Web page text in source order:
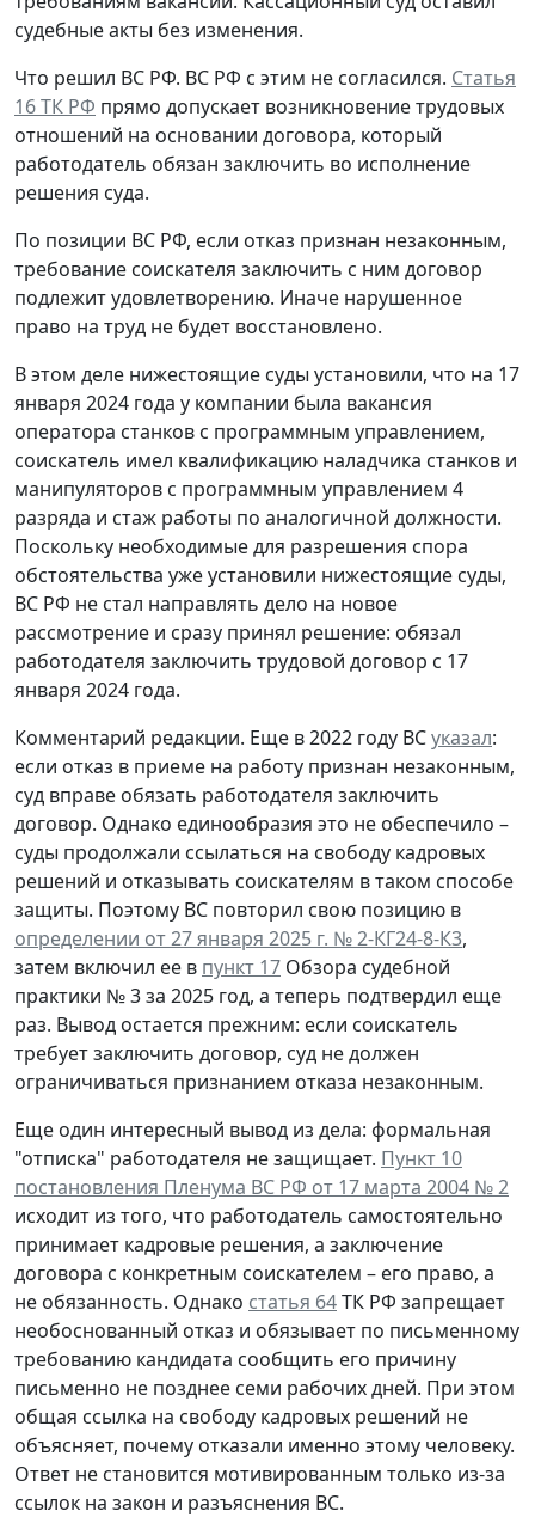
судебные акты без изменения.
Что решил ВС РФ. ВС РФ с этим не согласился. Статья
16 ТК РФ прямо допускает возникновение трудовых
отношений на основании договора, который
работодатель обязан заключить во исполнение
решения суда.
По позиции ВС РФ, если отказ признан незаконным,
требование соискателя заключить с ним договор
подлежит удовлетворению. Иначе нарушенное
право на труд не будет восстановлено.
В этом деле нижестоящие суды установили, что на 17
января 2024 года у компании была вакансия
оператора станков с программным управлением,
соискатель имел квалификацию наладчика станков и
манипуляторов с программным управлением 4
разряда и стаж работы по аналогичной должности.
Поскольку необходимые для разрешения спора
обстоятельства уже установили нижестоящие суды,
ВС РФ не стал направлять дело на новое
рассмотрение и сразу принял решение: обязал
работодателя заключить трудовой договор с 17
января 2024 года.
Комментарий редакции. Еще в 2022 году ВСуказал:
если отказ в приеме на работу признан незаконным,
суд вправе обязать работодателя заключить
договор. Однако единообразия это не обеспечило –
суды продолжали ссылаться на свободу кадровых
решений и отказывать соискателям в таком способе
защиты. Поэтому ВС повторил свою позицию в
определении от 27 января 2025 г. № 2-КГ24-8-К3,
затем включил ее в пункт 17 Обзора судебной
практики № 3 за 2025 год, а теперь подтвердил еще
раз. Вывод остается прежним: если соискатель
требует заключить договор, суд не должен
ограничиваться признанием отказа незаконным.
Еще один интересный вывод из дела: формальная
"отписка" работодателя не защищает. Пункт 10
постановления Пленума ВС РФ от 17 марта 2004 № 2
исходит из того, что работодатель самостоятельно
принимает кадровые решения, а заключение
договора с конкретным соискателем – его право, а
не обязанность. Однако статья 64ТК РФ запрещает
необоснованный отказ и обязывает по письменному
требованию кандидата сообщить его причину
письменно не позднее семи рабочих дней. При этом
общая ссылка на свободу кадровых решений не
объясняет, почему отказали именно этому человеку.
Ответ не становится мотивированным только из-за
ссылок на закон и разъяснения ВС.